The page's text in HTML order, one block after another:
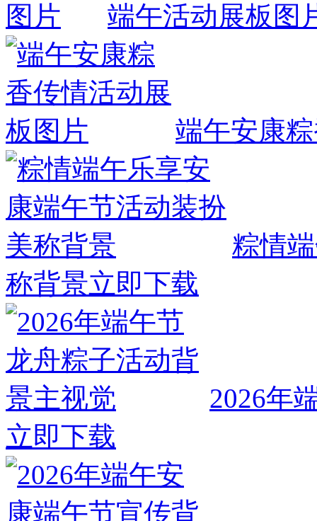
端午活动展板图
端午安康
粽情
称背景立即下载
2026年
立即下载